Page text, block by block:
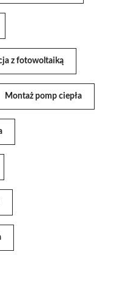
z fotowoltaiką
Montaż pomp ciepła